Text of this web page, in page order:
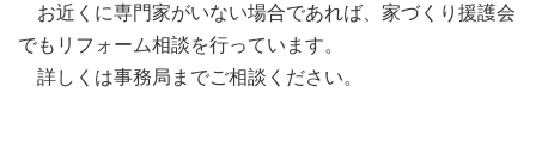
お近くに専門家がいない場合であれば、家づくり援護会
でもリフォーム相談を行っています。
詳しくは事務局までご相談ください。